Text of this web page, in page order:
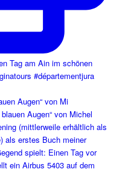
Augen“ von Mi